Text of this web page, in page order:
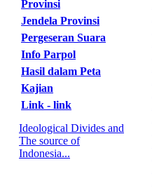
Provinsi
Jendela Provinsi
Pergeseran Suara
Info Parpol
Hasil dalam Peta
Kajian
Link - link
Ideological Divides and
The source of
Indonesia...